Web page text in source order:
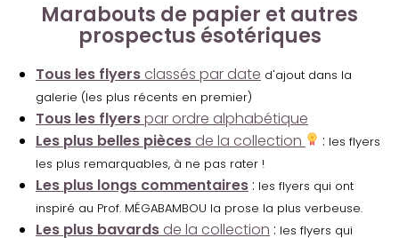
Marabouts de papier et autres
prospectus ésotériques
Tous les flyers classés par date d'ajout dans la
galerie (les plus récents en premier)
Tous les flyerspar ordre alphabétique
Les plus belles pièces de la collection : les flyers
les plus remarquables, à ne pas rater !
Les plus longs commentaires : les flyers qui ont
inspiré au Prof. MÉGABAMBOU la prose la plus verbeuse.
Les plus bavards de la collection : les flyers qui